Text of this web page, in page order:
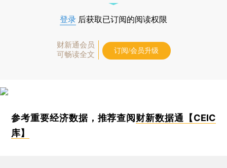
登录 后获取已订阅的阅读权限
财新通会员
可畅读全文
订阅/会员升级
参考重要经济数据，推荐查阅财新数据通【CEIC
库】